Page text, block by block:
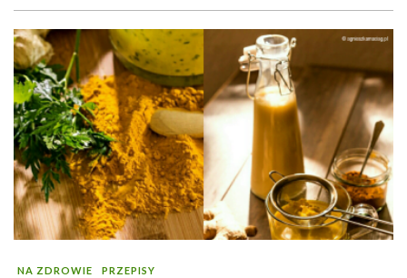
NA ZDROWIE PRZEPISY